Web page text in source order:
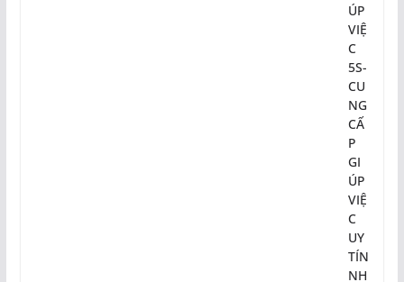
ÚP
VIỆ
C
5S-
CU
NG
CẤ
P
GI
ÚP
VIỆ
C
UY
TÍN
NH